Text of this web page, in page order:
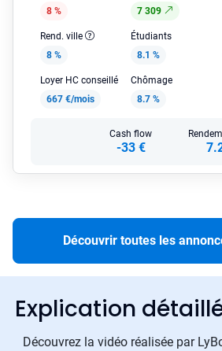
8 % 7 309
Rend. ville
8 %
Étudiants
8.1 %
Loyer HC conseillé
667 €/mois
Chômage
8.7 %
Cash flow
-33 €
Découvrir toutes les
Explication
Découvrez la vidéo réalisée par